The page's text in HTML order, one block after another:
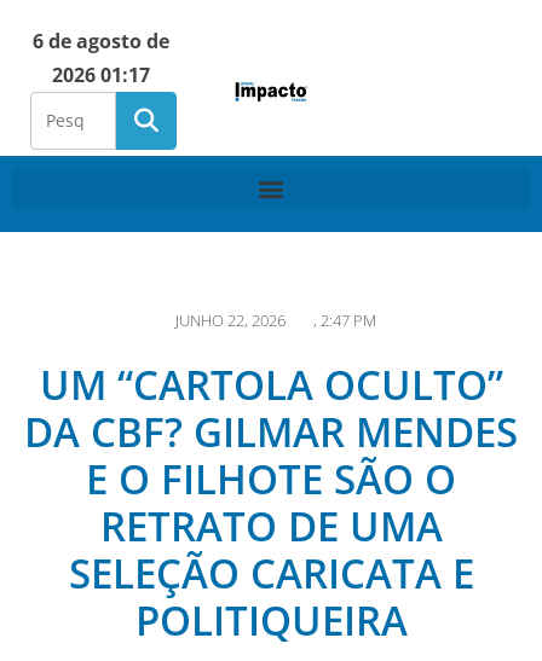
6 de agosto de
2026 01:17
JUNHO 22, 2026 , 2:47 PM
UM “CARTOLA OCULTO”
DA CBF? GILMAR MENDES
E O FILHOTE SÃO O
RETRATO DE UMA
SELEÇÃO CARICATA E
POLITIQUEIRA